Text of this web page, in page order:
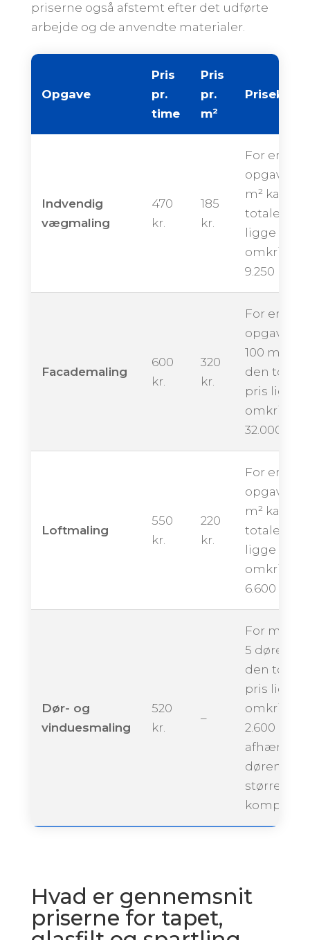
priserne også afstemt efter det udførte
arbejde og de anvendte materialer.
Opgave
Pris
pr.
time
Pris
pr.
m²
Indvendig
vægmaling
470
kr.
185
kr.
For en
opgave på
m² kan
totale pris
ligge
omkring
9.250
Facademaling
600
kr.
320
kr.
For en
opgave på
100 m² kan
den totale
pris ligge
omkring
32.000
Loftmaling
550
kr.
220
kr.
For en
opgave på
m² kan
totale pris
ligge
omkring
6.600
Dør- og
vinduesmaling
520
kr.
–
For
5 døre kan
den totale
pris ligge
omkring
2.600
afhængigt
dørenes
størrelse
Hvad er gennemsnit
priserne for tapet,